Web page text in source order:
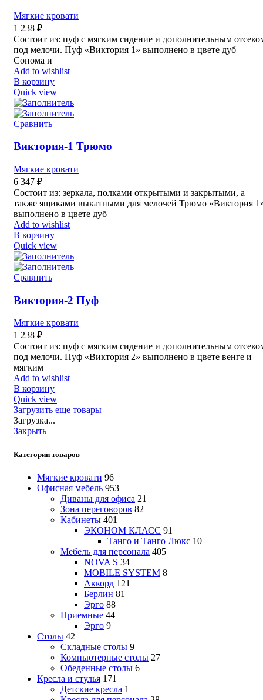
Закрыть
Категории товаров
Мягкие кровати 96
Офисная мебель 953
Диваны для офиса 21
Зона переговоров 82
Кабинеты 401
ЭКОНОМ КЛАСС 91
Танго и Танго Люкс 10
Мебель для персонала 405
NOVA S 34
MOBILE SYSTEM 8
Аккорд 121
Берлин 81
Эрго 88
Приемные 44
Эрго 9
Столы 42
Складные столы 9
Компьютерные столы 27
Обеденные столы 6
Кресла и стулья 171
Детские кресла 1
Мягкие кровати
1 238 ₽
Состоит из: пуф с мягким сидение и дополнительным
под мелочи. Пуф «Виктория 1» выполнено в цвете дуб
Сонома и
Add to wishlist
В корзину
Quick view
Сравнить
Виктория-1 Трюмо
Мягкие кровати
6 347 ₽
Состоит из: зеркала, полками открытыми и закрытыми, а
также ящиками выкатными для мелочей Трюмо «Виктория
выполнено в цвете дуб
Add to wishlist
В корзину
Quick view
Сравнить
Виктория-2 Пуф
Мягкие кровати
1 238 ₽
Состоит из: пуф с мягким сидение и дополнительным
под мелочи. Пуф «Виктория 2» выполнено в цвете венге и
мягким
Add to wishlist
В корзину
Quick view
Загрузить еще товары
Загрузка...